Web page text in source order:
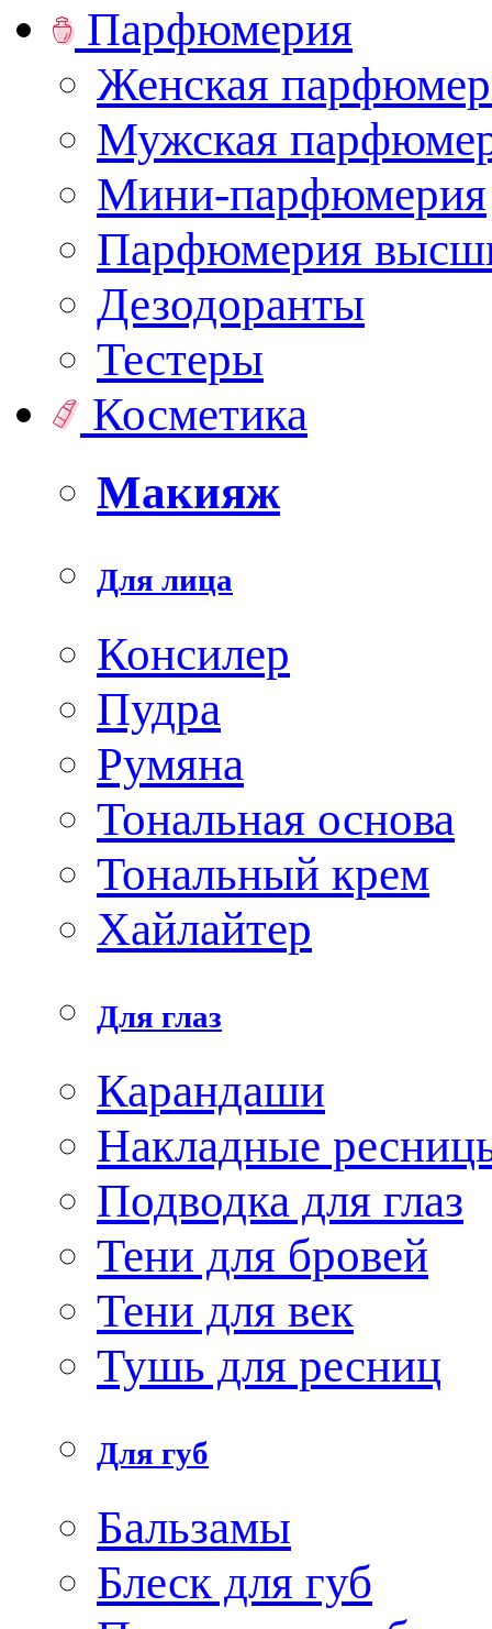
Парфюмерия
Женская
Мужская
Мини-парфюмерия
Парфюмерия
Дезодоранты
Тестеры
Косметика
Макияж
Для лица
Консилер
Пудра
Румяна
Тональная основа
Тональный крем
Хайлайтер
Для глаз
Карандаши
Накладные
Подводка для глаз
Тени для бровей
Тени для век
Тушь для ресниц
Для губ
Бальзамы
Блеск для губ